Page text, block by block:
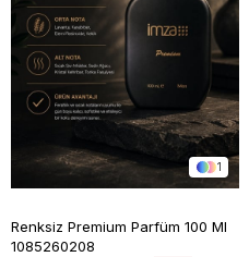
1
Renksiz Premium Parfüm 100 Ml
1085260208